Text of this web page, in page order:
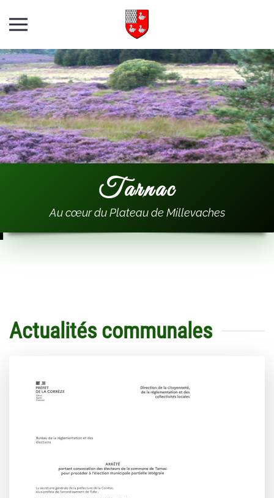
Skip to main content
Tarnac
Aucœurdu Plateau de Millevaches
Actualités communales